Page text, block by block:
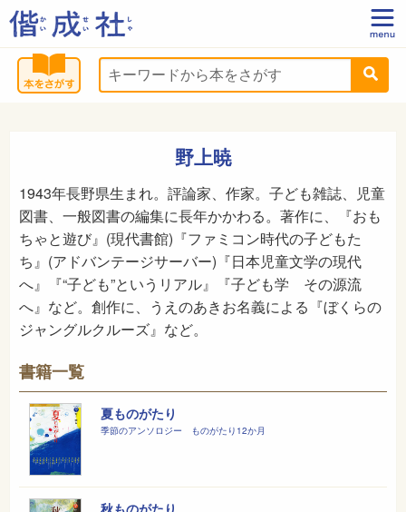
野上暁
1943年長野県生まれ。評論家、作家。子ども雑誌、児童
図書、一般図書の編集に長年かかわる。著作に、『おも
ちゃと遊び』(現代書館)『ファミコン時代の子どもた
ち』(アドバンテージサーバー)『日本児童文学の現代
へ』『“子ども”というリアル』『子ども学 その源流
へ』など。創作に、うえのあきお名義による『ぼくらの
ジャングルクルーズ』など。
書籍一覧
夏ものがたり
季節のアンソロジー ものがたり12か月
秋ものがたり